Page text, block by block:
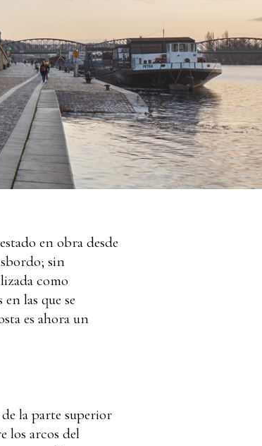
en obra desde
sin
como
las que se
es ahora un
la parte superior
los arcos del